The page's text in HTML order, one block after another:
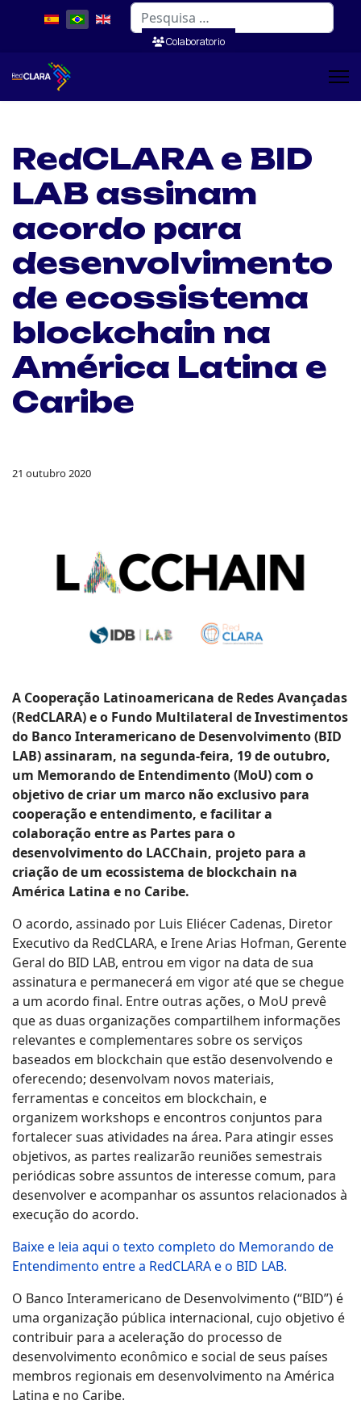
Pesquisar
Colaboratorio
RedCLARA e BID
LAB assinam
acordo para
desenvolvimento
de ecossistema
blockchain na
América Latina e
Caribe
21 outubro 2020
A Cooperação Latinoamericana de Redes Avançadas
(RedCLARA) e o Fundo Multilateral de Investimentos
do Banco Interamericano de Desenvolvimento (BID
LAB) assinaram, na segunda-feira, 19 de outubro,
um Memorando de Entendimento (MoU) com o
objetivo de criar um marco não exclusivo para
cooperação e entendimento, e facilitar a
colaboração entre as Partes para o
desenvolvimento do LACChain, projeto para a
criação de um ecossistema de blockchain na
América Latina e no Caribe.
O acordo, assinado por Luis Eliécer Cadenas, Diretor
Executivo da RedCLARA, e Irene Arias Hofman, Gerente
Geral do BID LAB, entrou em vigor na data de sua
assinatura e permanecerá em vigor até que se chegue
a um acordo final. Entre outras ações, o MoU prevê
que as duas organizações compartilhem informações
relevantes e complementares sobre os serviços
baseados em blockchain que estão desenvolvendo e
oferecendo; desenvolvam novos materiais,
ferramentas e conceitos em blockchain, e
organizem workshops e encontros conjuntos para
fortalecer suas atividades na área. Para atingir esses
objetivos, as partes realizarão reuniões semestrais
periódicas sobre assuntos de interesse comum, para
desenvolver e acompanhar os assuntos relacionados à
execução do acordo.
Baixe e leia aqui o texto completo do Memorando de
Entendimento entre a RedCLARA e o BID LAB.
O Banco Interamericano de Desenvolvimento (“BID”) é
uma organização pública internacional, cujo objetivo é
contribuir para a aceleração do processo de
desenvolvimento econômico e social de seus países
membros regionais em desenvolvimento na América
Latina e no Caribe.